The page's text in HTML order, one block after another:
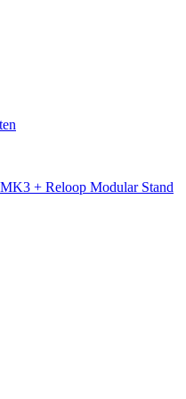
+ Reloop Modular Stand